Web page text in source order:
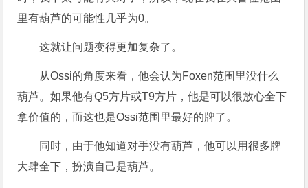
里有葫芦的可能性几乎为0。
这就让问题变得更加复杂了。
从Ossi的角度来看，他会认为Foxen范围里没什么
葫芦。如果他有Q5方片或T9方片，他是可以很放心全下
拿价值的，而这也是Ossi范围里最好的牌了。
同时，由于他知道对手没有葫芦，他可以用很多牌
大肆全下，扮演自己是葫芦。